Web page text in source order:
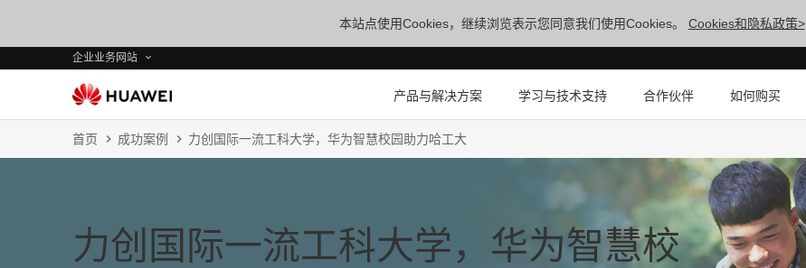
本站点使用Cookies，继续浏览表示您同意我们使用Cookies。 Cookies和隐私政策>
企业业务网站
产品与解决方案 学习与技术支持 合作伙伴 如何购买
首页 成功案例 力创国际一流工科大学，华为智慧校园助力哈工大
力创国际一流工科大学，华为智慧校